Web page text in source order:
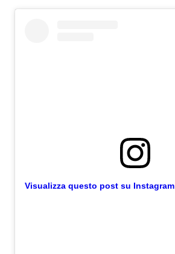
Visualizza questo post su Instagram